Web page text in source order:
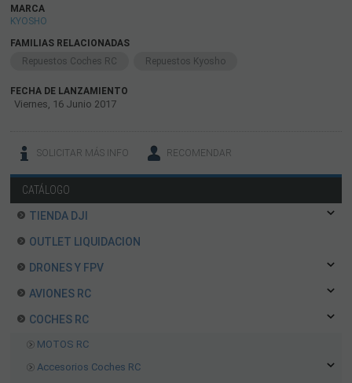
MARCA
KYOSHO
FAMILIAS RELACIONADAS
Repuestos Coches RC
Repuestos Kyosho
FECHA DE LANZAMIENTO
Viernes, 16 Junio 2017
SOLICITAR MÁS INFO RECOMENDAR
CATÁLOGO
TIENDA DJI
OUTLET LIQUIDACION
DRONES Y FPV
AVIONES RC
COCHES RC
MOTOS RC
Accesorios Coches RC